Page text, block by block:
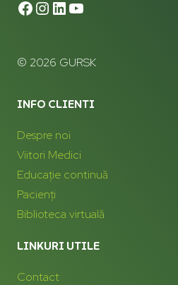
© 2026 GURSK
INFO CLIENTI
Despre noi
Viitori Medici
Educație continuă
Pacienți
Biblioteca virtuală
LINKURI UTILE
Contact